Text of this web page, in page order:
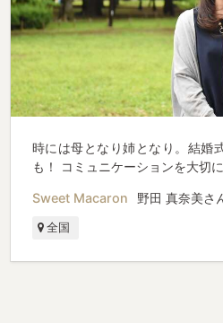
時には母となり姉となり。結婚
も！ コミュニケーションを大切
Sweet Macaron 野田 真奈美さ
全国